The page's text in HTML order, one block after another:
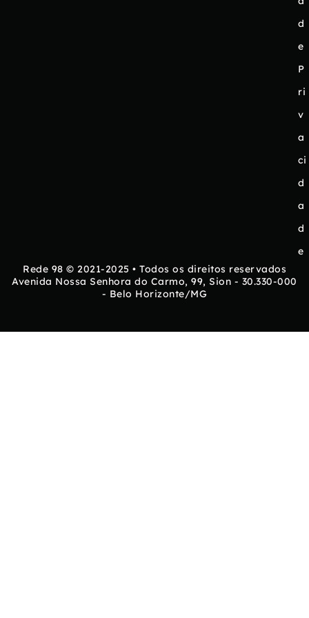
d
e
P
ri
v
a
ci
d
a
d
e
Rede 98 © 2021-2025 • Todos os direitos reservados
Avenida Nossa Senhora do Carmo, 99, Sion - 30.330-000
- Belo Horizonte/MG